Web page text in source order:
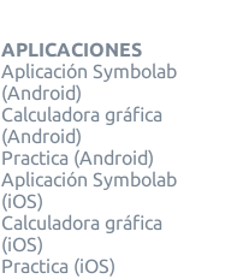
APLICACIONES
Aplicación Symbolab
(Android)
Calculadora gráfica
(Android)
Practica (Android)
Aplicación Symbolab
(iOS)
Calculadora gráfica
(iOS)
Practica (iOS)